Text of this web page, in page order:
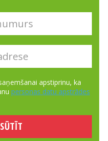
apstiprinu, ka
personas datu apstrādes